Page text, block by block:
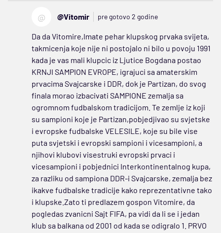
@ @Vitomir pre gotovo 2 godine
Da da Vitomire,Imate pehar klupskog prvaka svijeta,
takmicenja koje nije ni postojalo ni bilo u povoju 1991
kada je vas mali klupcic iz Ljutice Bogdana postao
KRNJI SAMPION EVROPE, igrajuci sa amaterskim
prvacima Svajcarske i DDR, dok je Partizan, do svog
finala morao izbacivati SAMPIONE zemalja sa
ogromnom fudbalskom tradicijom. Te zemlje iz koji
su sampioni koje je Partizan,pobjedjivao su svjetske
i evropske fudbalske VELESILE, koje su bile vise
puta svjetski i evropski sampioni i vicesampioni, a
njihovi klubovi visestruki evropski prvaci i
vicesampioni i pobjednici Interkontinentalnog kupa,
za razliku od sampiona DDR-i Svajcarske, zemalja bez
ikakve fudbalske tradicije kako reprezentativne tako
i klupske.Zato ti predlazem gospon Vitomire, da
pogledas zvanicni Sajt FIFA, pa vidi da li se i jedan
klub sa balkana od 2001 od kada se odigralo 1. PRVO